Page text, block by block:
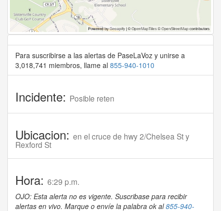
Para suscribirse a las alertas de PaseLaVoz y unirse a
3,018,741 miembros, llame al 855-940-1010
Incidente: Posible reten
Ubicacion: en el cruce de hwy 2/Chelsea St y
Rexford St
Hora: 6:29 p.m.
OJO: Esta alerta no es vigente. Suscribase para recibir
alertas en vivo. Marque o envíe la palabra ok al855-940-